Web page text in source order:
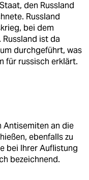
den Russland
Russland
bei dem
ist da
durchgeführt, was
für russisch erklärt.
Antisemiten an die
ebenfalls zu
bei Ihrer Auflistung
bezeichnend.